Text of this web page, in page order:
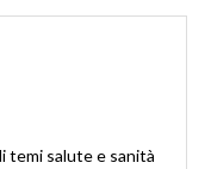
temi salute e sanità